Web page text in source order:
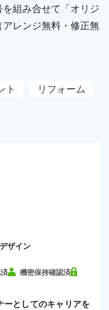
組み合せて「オリジ
レンジ無料・修正無
ト
リフォーム
ザイン
機密保持確認済
ーとしてのキャリアを